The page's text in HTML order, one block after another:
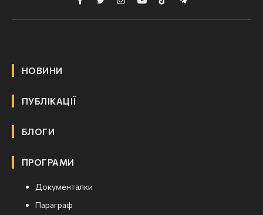
FacebookTwitterInstagramYouTubeTikTokTelegram
НОВИНИ
ПУБЛІКАЦІЇ
БЛОГИ
ПРОГРАМИ
Документалки
Параграф